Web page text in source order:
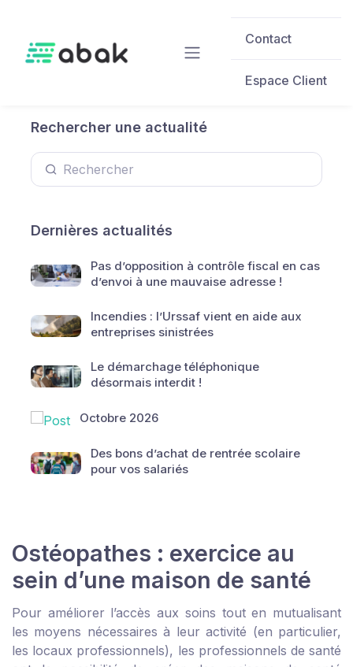
Contact
Espace Client
Rechercher une actualité
Dernières actualités
Pas d’opposition à contrôle fiscal en cas
d’envoi à une mauvaise adresse !
Incendies : l’Urssaf vient en aide aux
entreprises sinistrées
Le démarchage téléphonique
désormais interdit !
Octobre 2026
Des bons d’achat de rentrée scolaire
pour vos salariés
Ostéopathes : exercice au
sein d’une maison de santé
Pour améliorer l’accès aux soins tout en mutualisant
les moyens nécessaires à leur activité (en particulier,
les locaux professionnels), les professionnels de santé